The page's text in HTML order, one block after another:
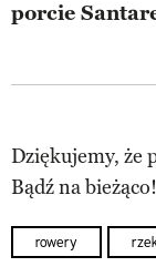
porcie
Dziękujemy, że
Bądź na bieżąco!
rowery